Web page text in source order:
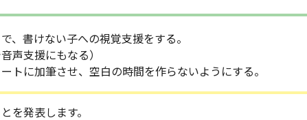
、書けない子への視覚支援をする。
声支援にもなる）
トに加筆させ、空白の時間を作らないようにする。
を発表します。